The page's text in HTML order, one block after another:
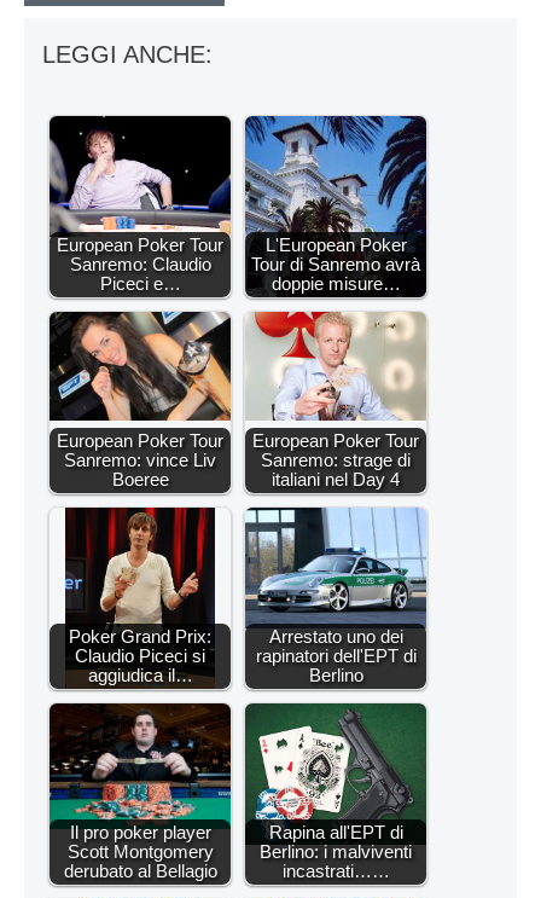
LEGGI ANCHE:
European Poker Tour
Sanremo: Claudio
Piceci e…
L'European Poker
Tour di Sanremo avrà
doppie misure…
European Poker Tour
Sanremo: vince Liv
Boeree
European Poker Tour
Sanremo: strage di
italiani nel Day 4
Poker Grand Prix:
Claudio Piceci si
aggiudica il…
Arrestato uno dei
rapinatori dell'EPT di
Berlino
Il pro poker player
Scott Montgomery
derubato al Bellagio
Rapina all'EPT di
Berlino: i malviventi
incastrati……